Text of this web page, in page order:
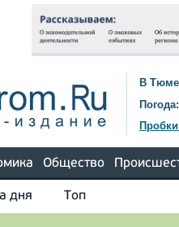
В
Погода:
Общество
дня Топ